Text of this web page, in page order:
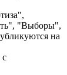
"Выборы",
на
с